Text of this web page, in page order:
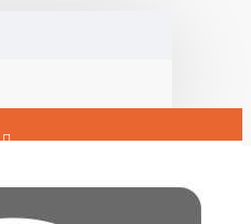
Register